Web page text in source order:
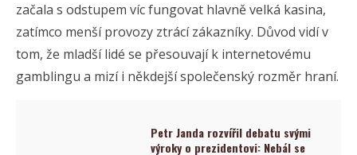
začala s odstupem víc fungovat hlavně velká kasina,
zatímco menší provozy ztrácí zákazníky. Důvod vidí v
tom, že mladší lidé se přesouvají k internetovému
gamblingu a mizí i někdejší společenský rozměr hraní.
Petr Janda rozvířil debatu svými
výroky o prezidentovi: Nebál se